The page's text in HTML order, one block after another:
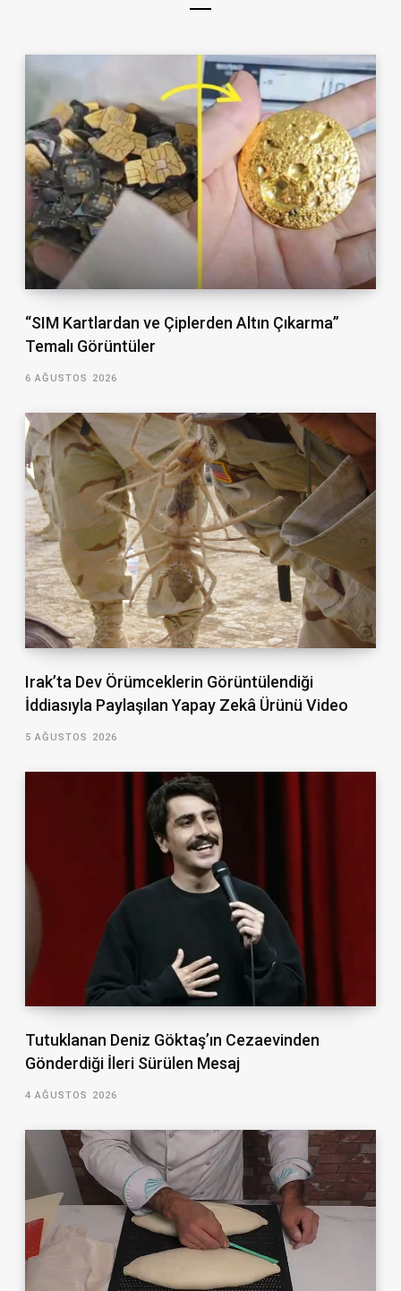
“SIM Kartlardan ve Çiplerden Altın Çıkarma”
Temalı Görüntüler
6 AĞUSTOS 2026
Irak’ta Dev Örümceklerin Görüntülendiği
İddiasıyla Paylaşılan Yapay Zekâ Ürünü Video
5 AĞUSTOS 2026
Tutuklanan Deniz Göktaş’ın Cezaevinden
Gönderdiği İleri Sürülen Mesaj
4 AĞUSTOS 2026